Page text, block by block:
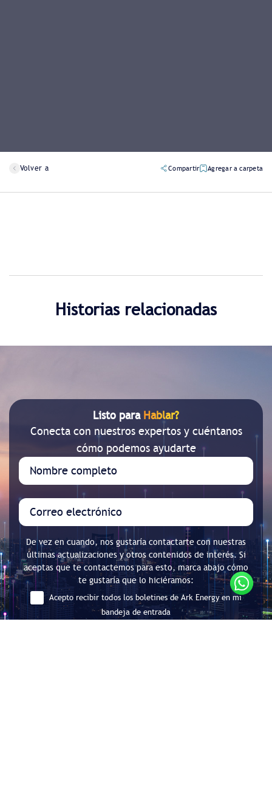
Volver a Compartir Agregar a carpeta
Historias relacionadas
Listo para Hablar?
Conecta con nuestros expertos y cuéntanos
cómo podemos ayudarte
De vez en cuando, nos gustaría contactarte con nuestras
últimas actualizaciones y otros contenidos de interés. Si
aceptas que te contactemos para esto, marca abajo cómo
te gustaría que lo hiciéramos:
Acepto recibir todos los boletines de Ark Energy en mi
bandeja de entrada